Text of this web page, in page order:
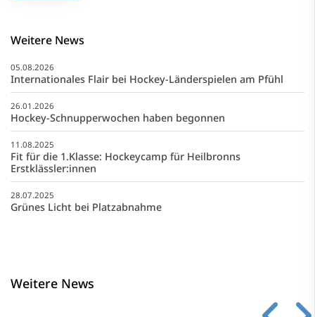
Weitere News
05.08.2026
Internationales Flair bei Hockey-Länderspielen am Pfühl
26.01.2026
Hockey-Schnupperwochen haben begonnen
11.08.2025
Fit für die 1.Klasse: Hockeycamp für Heilbronns
Erstklässler:innen
28.07.2025
Grünes Licht bei Platzabnahme
Weitere News